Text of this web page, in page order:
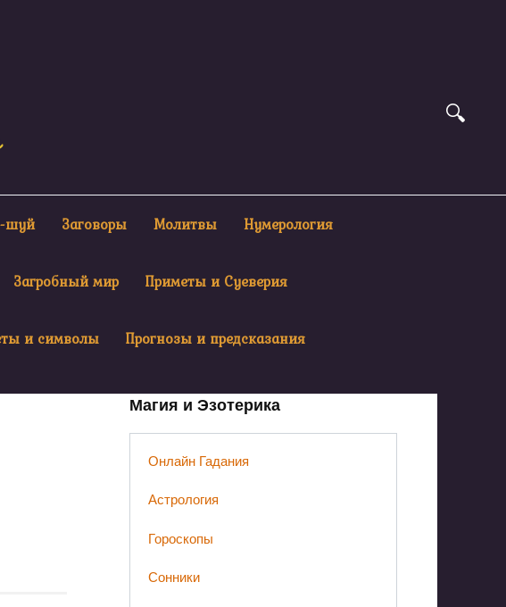
шуй Заговоры Молитвы Нумерология
Загробный мир Приметы и Суеверия
и символы Прогнозы и предсказания
Магия и Эзотерика
Онлайн Гадания
Астрология
Гороскопы
Сонники